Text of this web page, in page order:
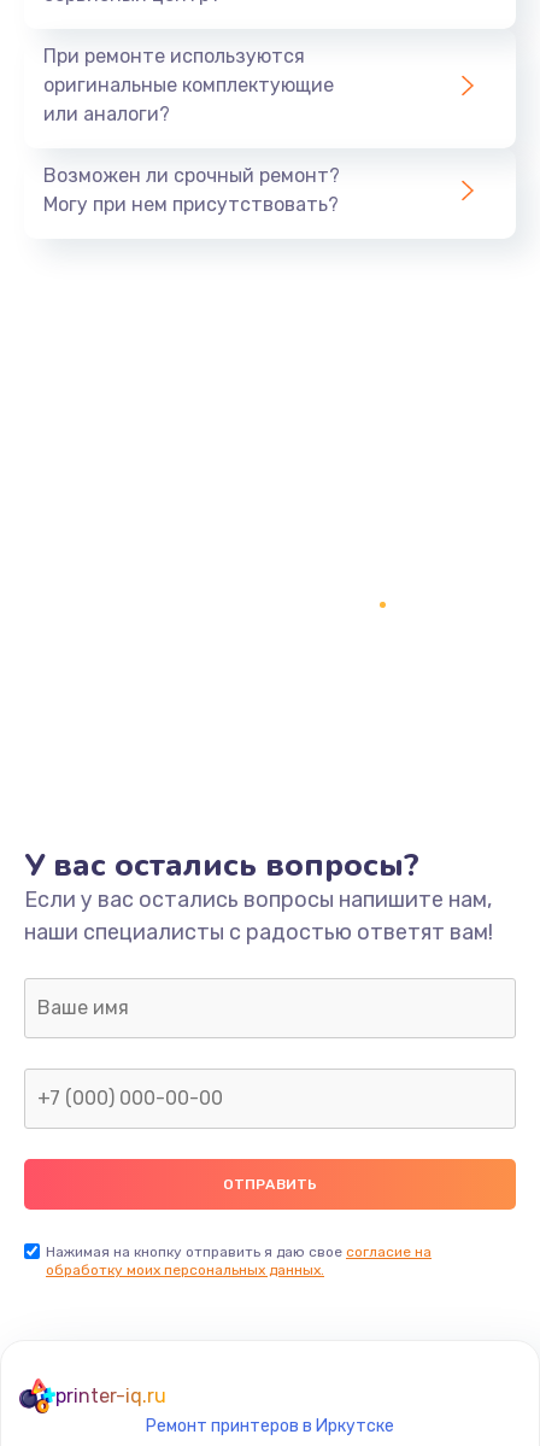
При ремонте используются
оригинальные комплектующие
или аналоги?
Возможен ли срочный ремонт?
Могу при нем присутствовать?
У вас остались вопросы?
Если у вас остались вопросы напишите нам,
наши специалисты с радостью ответят вам!
Нажимая на кнопку отправить я даю свое согласие на
обработку моих персональных данных.
printer-iq.ru
Ремонт принтеров в Иркутске